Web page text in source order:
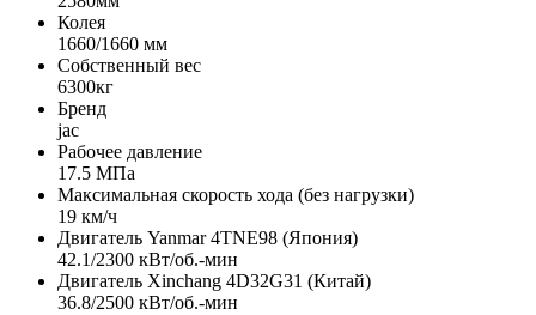
Колея
1660/1660 мм
Собственный вес
6300кг
Бренд
jac
Рабочее давление
17.5 МПа
Максимальная скорость хода (без нагрузки)
19 км/ч
Двигатель Yanmar 4TNE98 (Япония)
42.1/2300 кВт/об.-мин
Двигатель Xinchang 4D32G31 (Китай)
36.8/2500 кВт/об.-мин